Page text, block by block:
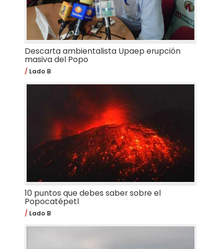
Descarta ambientalista Upaep erupción
masiva del Popo
Lado B
10 puntos que debes saber sobre el
Popocatépetl
Lado B